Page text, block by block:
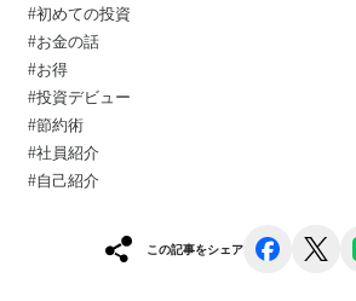
#初めての投資⁡
#お金の話⁡
#お得⁡
#投資デビュー⁡
#節約術
#社員紹介
#自己紹介
この記事をシェア facebook